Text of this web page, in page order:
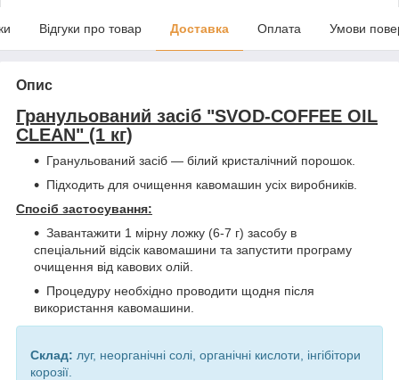
Відгуки про товар Доставка Оплата Умови
Опис
Гранульований засіб "SVOD-COFFEE OIL
CLEAN" (1 кг)
Гранульований засіб — білий кристалічний порошок.
Підходить для очищення кавомашин усіх виробників.
Спосіб застосування:
Завантажити 1 мірну ложку (6-7 г) засобу в
спеціальний відсік кавомашини та запустити програму
очищення від кавових олій.
Процедуру необхідно проводити щодня після
використання кавомашини.
Склад: луг, неорганічні солі, органічні кислоти, інгібітори
корозії.